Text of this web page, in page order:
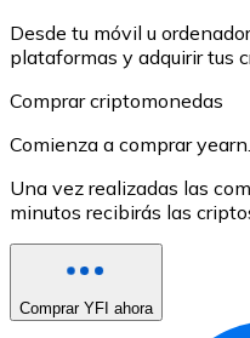
Desde tu móvil u
plataformas y adquirir tus
Comprar criptomonedas
Comienza a comprar
Una vez realizadas las
minutos recibirás las
Comprar YFI ahora